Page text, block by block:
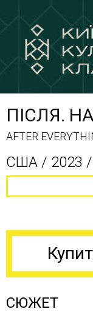
ПІСЛЯ.
AFTER
США / 2023 /
СЮЖЕТ